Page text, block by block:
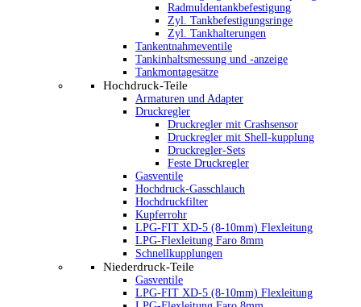
Radmuldentankbefestigung
Zyl. Tankbefestigungsringe
Zyl. Tankhalterungen
Tankentnahmeventile
Tankinhaltsmessung und -anzeige
Tankmontagesätze
Hochdruck-Teile
Armaturen und Adapter
Druckregler
Druckregler mit Crashsensor
Druckregler mit Shell-kupplung
Druckregler-Sets
Feste Druckregler
Gasventile
Hochdruck-Gasschlauch
Hochdruckfilter
Kupferrohr
LPG-FIT XD-5 (8-10mm) Flexleitung
LPG-Flexleitung Faro 8mm
Schnellkupplungen
Niederdruck-Teile
Gasventile
LPG-FIT XD-5 (8-10mm) Flexleitung